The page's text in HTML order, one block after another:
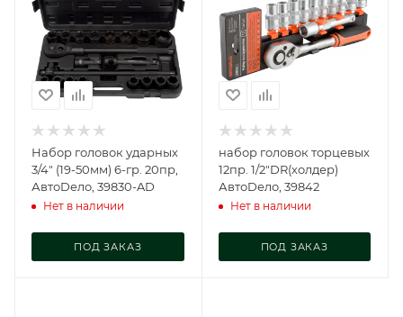
Набор головок ударных
3/4" (19-50мм) 6-гр. 20пр,
АвтоDело, 39830-AD
Нет в наличии
ПОД ЗАКАЗ
набор головок торцевых
12пр. 1/2"DR(холдер)
АвтоDело, 39842
Нет в наличии
ПОД ЗАКАЗ